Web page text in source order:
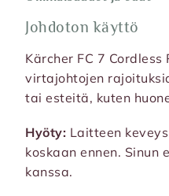
Johdoton käyttö
Kärcher FC 7
virtajohtojen
tai esteitä, kuten
Hyöty: Laitteen
koskaan ennen.
kanssa.